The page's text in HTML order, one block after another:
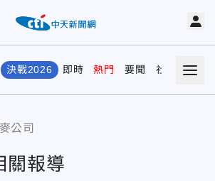
決戰2026 即時 熱門 要聞 社會 娛樂
公司
關報導